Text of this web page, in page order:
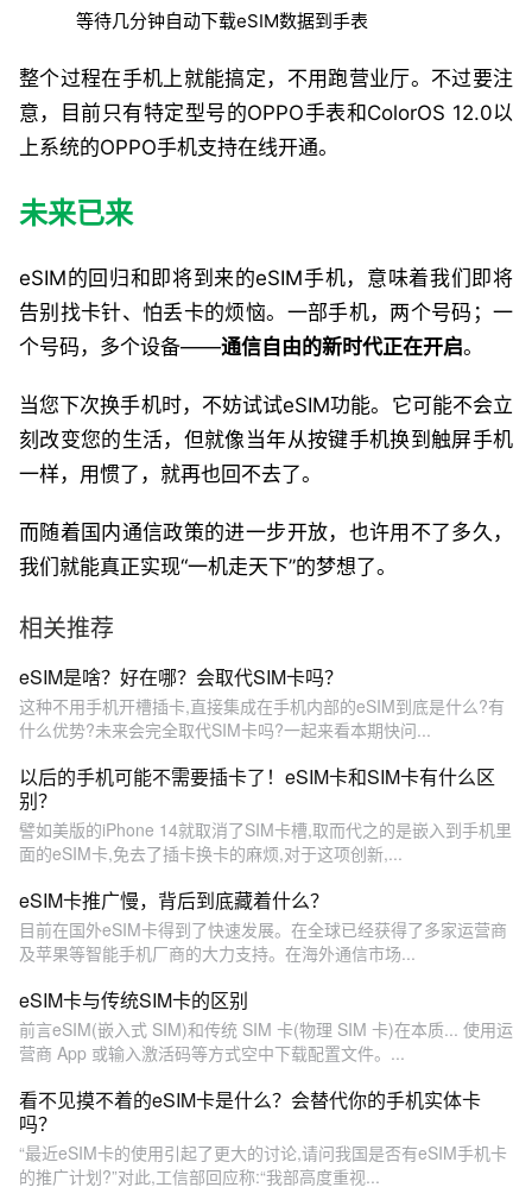
等待几分钟自动下载eSIM数据到手表
整个过程在手机上就能搞定，不用跑营业厅。不过要注
意，目前只有特定型号的OPPO手表和ColorOS 12.0以
上系统的OPPO手机支持在线开通。
未来已来
eSIM的回归和即将到来的eSIM手机，意味着我们即将
告别找卡针、怕丢卡的烦恼。一部手机，两个号码；一
个号码，多个设备——通信自由的新时代正在开启。
当您下次换手机时，不妨试试eSIM功能。它可能不会立
刻改变您的生活，但就像当年从按键手机换到触屏手机
一样，用惯了，就再也回不去了。
而随着国内通信政策的进一步开放，也许用不了多久，
我们就能真正实现“一机走天下”的梦想了。
相关推荐
eSIM是啥？好在哪？会取代SIM卡吗？
这种不用手机开槽插卡,直接集成在手机内部的eSIM到底是什么?有
什么优势?未来会完全取代SIM卡吗?一起来看本期快问...
以后的手机可能不需要插卡了！eSIM卡和SIM卡有什么区
别？
譬如美版的iPhone 14就取消了SIM卡槽,取而代之的是嵌入到手机里
面的eSIM卡,免去了插卡换卡的麻烦,对于这项创新,...
eSIM卡推广慢，背后到底藏着什么？
目前在国外eSIM卡得到了快速发展。在全球已经获得了多家运营商
及苹果等智能手机厂商的大力支持。在海外通信市场...
eSIM卡与传统SIM卡的区别
前言eSIM(嵌入式 SIM)和传统 SIM 卡(物理 SIM 卡)在本质... 使用运
营商 App 或输入激活码等方式空中下载配置文件。...
看不见摸不着的eSIM卡是什么？会替代你的手机实体卡
吗？
“最近eSIM卡的使用引起了更大的讨论,请问我国是否有eSIM手机卡
的推广计划?”对此,工信部回应称:“我部高度重视...